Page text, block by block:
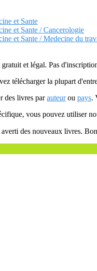
et Sante
et Sante / Cancerologie
et Sante / Medecine du
et légal. Pas
télécharger la plupart
des livres parauteurou pays.
vous pouvez utiliser
des nouveaux livres.